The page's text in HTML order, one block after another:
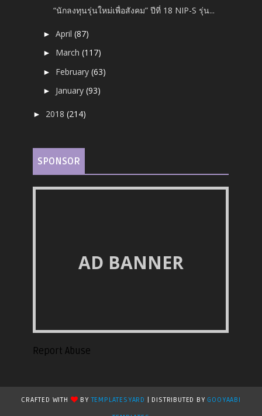
“นักลงทุนรุ่นใหม่เพื่อสังคม” ปีที่ 18 NIP-S รุ่น...
►April(87)
► March(117)
► February(63)
► January(93)
► 2018(214)
SPONSOR
AD BANNER
Report Abuse
CRAFTED WITH BYTEMPLATESYARD | DISTRIBUTED BY GOOYAABI